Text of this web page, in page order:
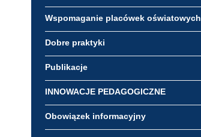
Wspomaganie placówek oświatowych
Dobre praktyki
Publikacje
INNOWACJE PEDAGOGICZNE
Obowiązek informacyjny